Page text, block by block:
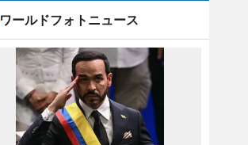
ワールドフォトニュース